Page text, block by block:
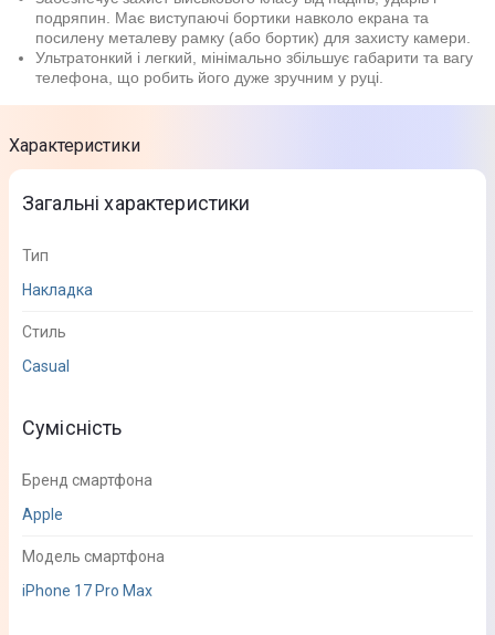
подряпин. Має виступаючі бортики навколо екрана та
посилену металеву рамку (або бортик) для захисту камери.
Ультратонкий і легкий, мінімально збільшує габарити та вагу
телефона, що робить його дуже зручним у руці.
Характеристики
Загальні характеристики
Тип
Накладка
Стиль
Casual
Сумісність
Бренд смартфона
Apple
Модель смартфона
iPhone 17 Pro Max